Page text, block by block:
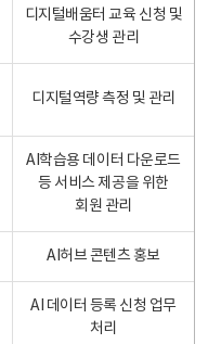
디지털배움터 교육 신청 및
수강생 관리
디지털역량 측정 및 관리
AI학습용 데이터 다운로드
등 서비스 제공을 위한
회원 관리
AI허브 콘텐츠 홍보
AI 데이터 등록 신청 업무
처리